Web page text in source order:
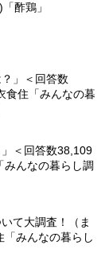
酢鶏」
」＜回答数
食住「みんなの暮
」＜回答数38,109
んなの暮らし調
て大調査！（ま
「みんなの暮らし